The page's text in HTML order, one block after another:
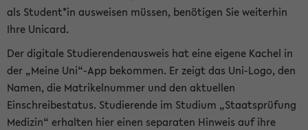
als Student*in ausweisen müssen, benötigen Sie weiterhin
Ihre Unicard.
Der digitale Studierendenausweis hat eine eigene Kachel in
der „Meine Uni“-App bekommen. Er zeigt das Uni-Logo, den
Namen, die Matrikelnummer und den aktuellen
Einschreibestatus. Studierende im Studium „Staatsprüfung
Medizin“ erhalten hier einen separaten Hinweis auf ihre